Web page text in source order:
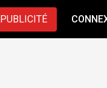
PUBLICITÉ